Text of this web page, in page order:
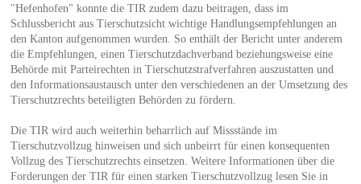
"Hefenhofen" konnte die TIR zudem dazu beitragen, dass im
Schlussbericht aus Tierschutzsicht wichtige Handlungsempfehlungen an
den Kanton aufgenommen wurden. So enthält der Bericht unter anderem
die Empfehlungen, einen Tierschutzdachverband beziehungsweise eine
Behörde mit Parteirechten in Tierschutzstrafverfahren auszustatten und
den Informationsaustausch unter den verschiedenen an der Umsetzung des
Tierschutzrechts beteiligten Behörden zu fördern.
Die TIR wird auch weiterhin beharrlich auf Missstände im
Tierschutzvollzug hinweisen und sich unbeirrt für einen konsequenten
Vollzug des Tierschutzrechts einsetzen. Weitere Informationen über die
Forderungen der TIR für einen starken Tierschutzvollzug lesen Sie in